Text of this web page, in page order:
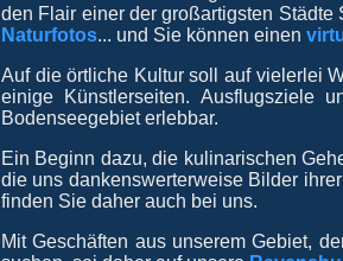
den Flair einer der großartigsten
Naturfotos... und Sie können einen
Auf die örtliche Kultur soll auf vielerlei
einige Künstlerseiten. Ausflugsziele
Bodenseegebiet erlebbar.
Ein Beginn dazu, die kulinarischen
die uns dankenswerterweise Bilder
finden Sie daher auch bei uns.
Mit Geschäften aus unserem Gebiet,